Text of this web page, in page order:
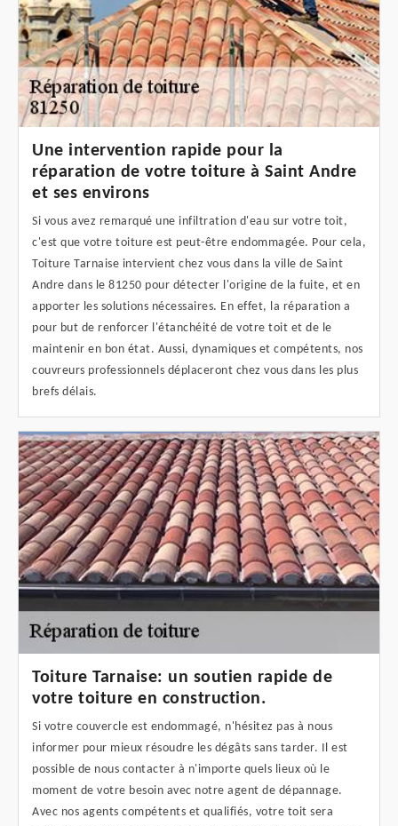
Une intervention rapide pour la
réparation de votre toiture à Saint Andre
et ses environs
Si vous avez remarqué une infiltration d'eau sur votre toit,
c'est que votre toiture est peut-être endommagée. Pour cela,
Toiture Tarnaise intervient chez vous dans la ville de Saint
Andre dans le 81250 pour détecter l'origine de la fuite, et en
apporter les solutions nécessaires. En effet, la réparation a
pour but de renforcer l'étanchéité de votre toit et de le
maintenir en bon état. Aussi, dynamiques et compétents, nos
couvreurs professionnels déplaceront chez vous dans les plus
brefs délais.
Toiture Tarnaise: un soutien rapide de
votre toiture en construction.
Si votre couvercle est endommagé, n'hésitez pas à nous
informer pour mieux résoudre les dégâts sans tarder. Il est
possible de nous contacter à n'importe quels lieux où le
moment de votre besoin avec notre agent de dépannage.
Avec nos agents compétents et qualifiés, votre toit sera